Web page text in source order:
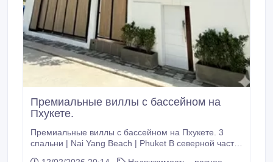
Премиальные виллы с бассейном на
Пхукете.
Премиальные виллы с бассейном на Пхукете. 3
спальни | Nai Yang Beach | Phuket В северной части